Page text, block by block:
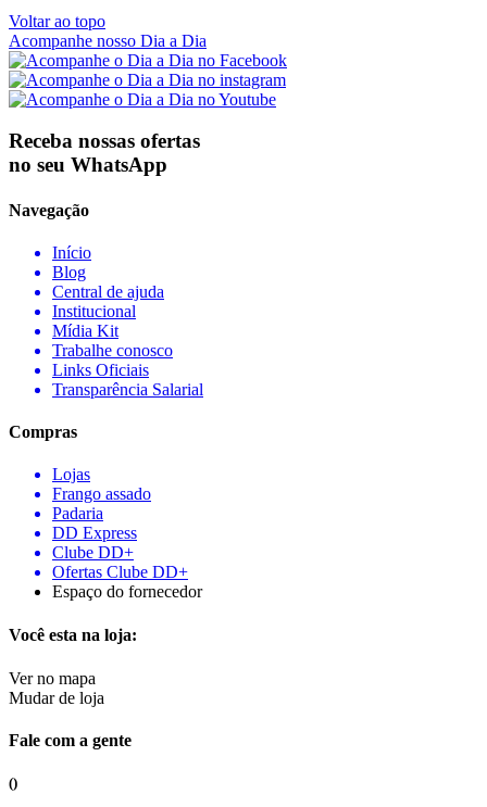
Voltar ao topo
Acompanhe nosso Dia a Dia
Receba nossas ofertas
no seu WhatsApp
Navegação
Início
Blog
Central de ajuda
Institucional
Mídia Kit
Trabalhe conosco
Links Oficiais
Transparência Salarial
Compras
Lojas
Frango assado
Padaria
DD Express
Clube DD+
Ofertas Clube DD+
Espaço do fornecedor
Você esta na loja:
Ver no mapa
Mudar de loja
Fale com a gente
()